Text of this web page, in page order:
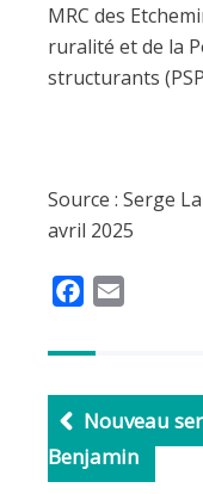
MRC des
ruralité et de la
structurants
Source : Serge
avril 2025
c
b
o
o
l
Nouveau
Benjamin